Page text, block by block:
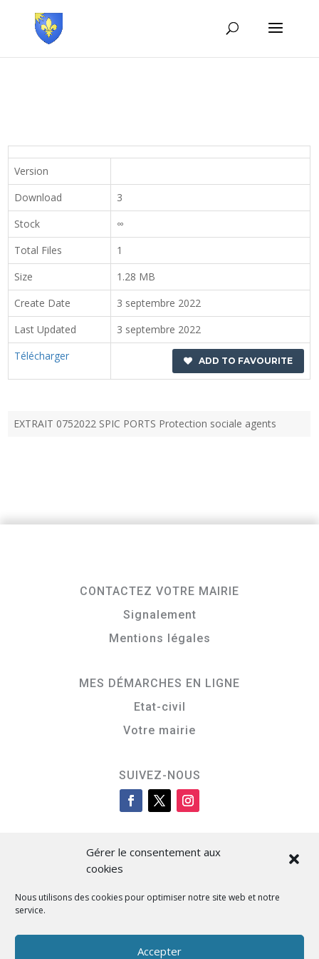
Gérer le consentement aux
cookies
Nous utilisons des cookies pour optimiser notre site web et notre
service.
Accepter
Version
Download
3
Stock
∞
Total Files
1
Size
1.28 MB
Create Date
3 septembre 2022
Last Updated
3 septembre 2022
Télécharger
ADD TO FAVOURITE
EXTRAIT 0752022 SPIC PORTS Protection sociale agents
CONTACTEZ VOTRE MAIRIE
Signalement
Mentions légales
MES DÉMARCHES EN LIGNE
Etat-civil
Votre mairie
SUIVEZ-NOUS
Cità di L’Isula